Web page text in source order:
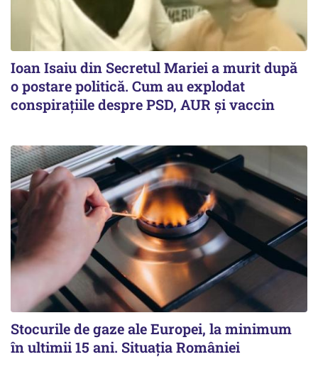
Ioan Isaiu din Secretul Mariei a murit după
o postare politică. Cum au explodat
conspirațiile despre PSD, AUR și vaccin
Stocurile de gaze ale Europei, la minimum
în ultimii 15 ani. Situația României